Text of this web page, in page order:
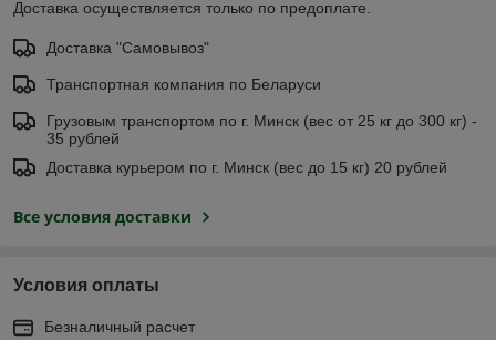
Доставка осуществляется только по предоплате.
Доставка "Самовывоз"
Транспортная компания по Беларуси
Грузовым транспортом по г. Минск (вес от 25 кг до 300 кг) -
35 рублей
Доставка курьером по г. Минск (вес до 15 кг) 20 рублей
Все условия доставки
Условия оплаты
Безналичный расчет